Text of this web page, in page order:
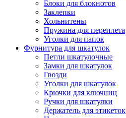
Блоки для блокнотов
Заклепки
Хольнитены
Пружина для переплета
Уголки для папок
Фурнитура для шкатулок
Петли шкатулочные
Замки для шкатулок
Гвозди
Уголки для шкатулок
Крючки для ключниц
Ручки для шкатулки
Держатель для этикеток